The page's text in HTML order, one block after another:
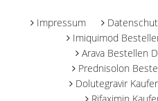
Impressum
Imiquimod
Arava Bestellen
Prednisolon
Dolutegravir